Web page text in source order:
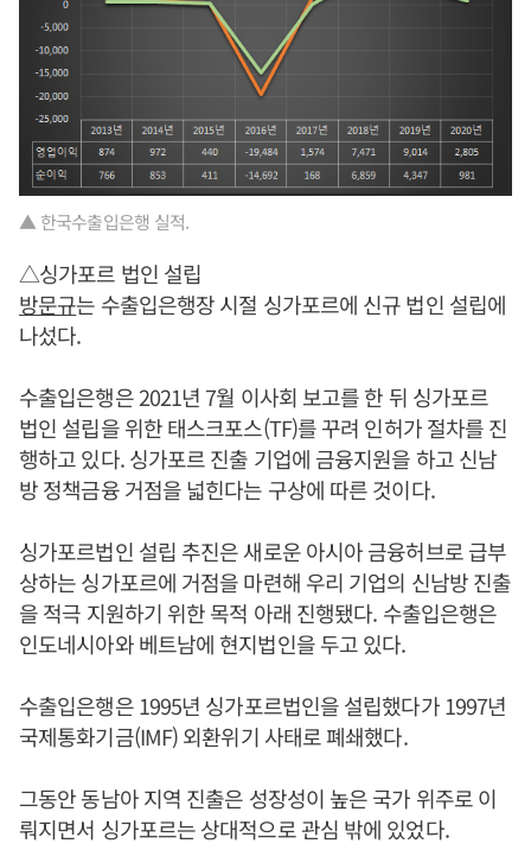
▲ 한국수출입은행 실적.
△싱가포르 법인 설립
방문규는 수출입은행장 시절 싱가포르에 신규 법인 설립에
나섰다.
수출입은행은 2021년 7월 이사회 보고를 한 뒤 싱가포르
법인 설립을 위한 태스크포스(TF)를 꾸려 인허가 절차를 진
행하고 있다. 싱가포르 진출 기업에 금융지원을 하고 신남
방 정책금융 거점을 넓힌다는 구상에 따른 것이다.
싱가포르법인 설립 추진은 새로운 아시아 금융허브로 급부
상하는 싱가포르에 거점을 마련해 우리 기업의 신남방 진출
을 적극 지원하기 위한 목적 아래 진행됐다. 수출입은행은
인도네시아와 베트남에 현지법인을 두고 있다.
수출입은행은 1995년 싱가포르법인을 설립했다가 1997년
국제통화기금(IMF) 외환위기 사태로 폐쇄했다.
그동안 동남아 지역 진출은 성장성이 높은 국가 위주로 이
뤄지면서 싱가포르는 상대적으로 관심 밖에 있었다.